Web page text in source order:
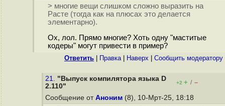
> многие вещи слишком сложно выразить на
Расте (тогда как на плюсах это делается
элементарно).
Ох, лол. Прямо многие? Хоть одну "маститые
кодеры" могут привести в пример?
Ответить Правка| Наверх Cообщить модератору
21. "Выпуск компилятора языка D
2.110"
+2 + / –
Сообщение от Аноним (8), 10-Мрт-25, 18:18